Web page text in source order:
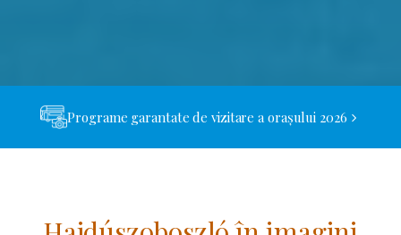
Programe garantate de vizitare a orașului 2026